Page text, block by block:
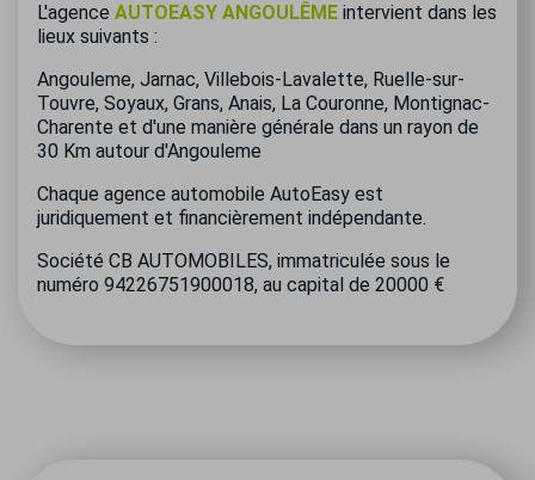
L'agence AUTOEASY ANGOULÊME intervient dans les
lieux suivants :
Angouleme, Jarnac, Villebois-Lavalette, Ruelle-sur-
Touvre, Soyaux, Grans, Anais, La Couronne, Montignac-
Charente et d'une manière générale dans un rayon de
30 Km autour d'Angouleme
Chaque agence automobile AutoEasy est
juridiquement et financièrement indépendante.
Société CB AUTOMOBILES, immatriculée sous le
numéro 94226751900018, au capital de 20000 €